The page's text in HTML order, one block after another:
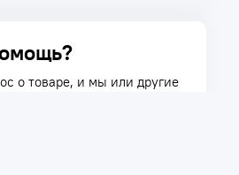
о товаре, и мы или другие